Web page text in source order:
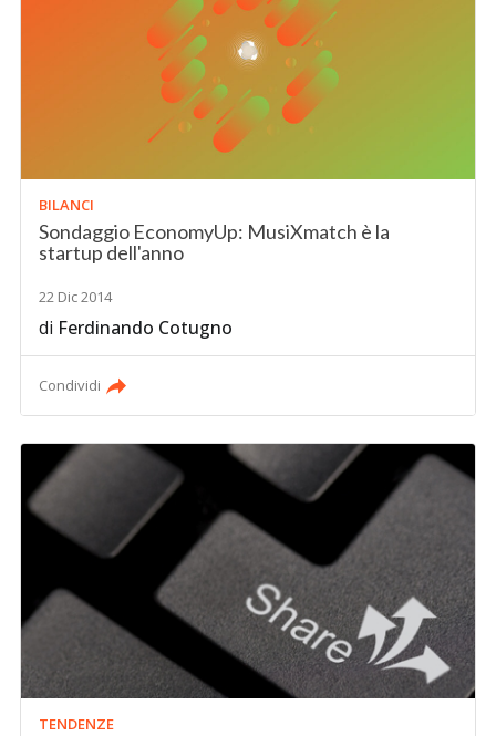
BILANCI
Sondaggio EconomyUp: MusiXmatch è la
startup dell'anno
22 Dic 2014
di Ferdinando Cotugno
Condividi
TENDENZE